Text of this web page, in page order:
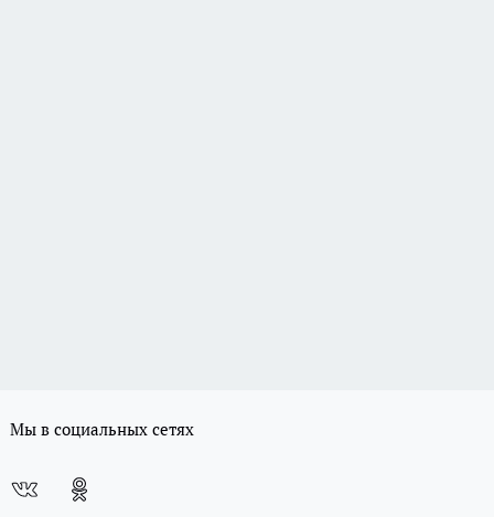
Мы в социальных сетях